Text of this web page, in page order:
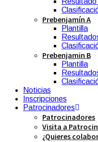
Prebenjamín A
Plantilla
Prebenjamin B
Plantilla
Noticias
Inscripciones
Patrocinadores
Patrocinadores
Visita a
¿Quieres